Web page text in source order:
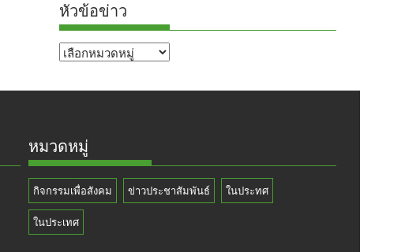
หัวข้อข่าว
หัวข้อ
หมวดหมู่
กิจกรรมเพื่อสังคม ข่าวประชาสัมพันธ์ ในประทศ
ในประเทศ